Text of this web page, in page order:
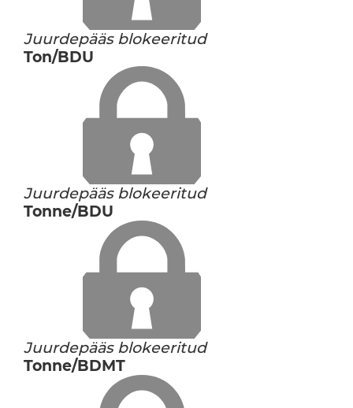
Juurdepääs blokeeritud
Ton/BDU
Juurdepääs blokeeritud
Tonne/BDU
Juurdepääs blokeeritud
Tonne/BDMT